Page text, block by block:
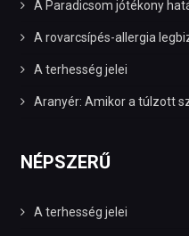
A Paradicsom jótékony
A rovarcsípés-allergia
A terhesség jelei
Aranyér: Amikor a túlzott
NÉPSZERŰ
A terhesség jelei